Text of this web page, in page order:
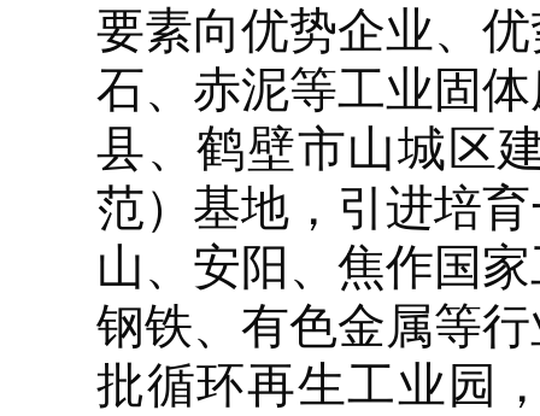
要素向优势企业、
石、赤泥等工业固
县、鹤壁市山城区
范）基地，引进培
山、安阳、焦作国
钢铁、有色金属等
批循环再生工业园